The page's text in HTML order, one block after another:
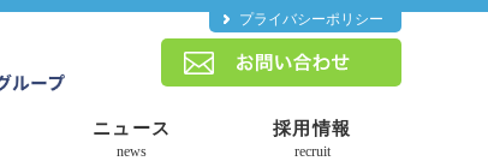
プライバシーポリシー
ニュース
news
採用情報
recruit